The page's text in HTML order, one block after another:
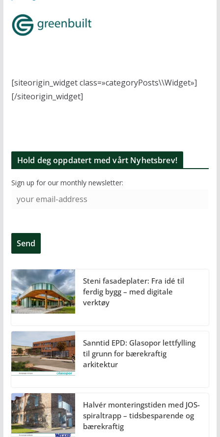
[siteorigin_widget class=»categoryPosts\\Widget»]
[/siteorigin_widget]
Hold deg oppdatert med vårt Nyhetsbrev!
Sign up for our monthly newsletter:
Steni fasadeplater: Fra idé til
ferdig bygg – med digitale
verktøy
Sanntid EPD: Glasopor lettfylling
til grunn for bærekraftig
arkitektur
Halvér monteringstiden med JOS-
spiraltrapp – tidsbesparende og
bærekraftig